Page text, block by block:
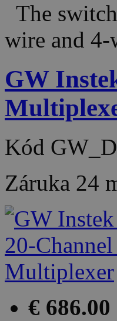
The
wire and
GW
Kód
Záruka 24
€ 686.00